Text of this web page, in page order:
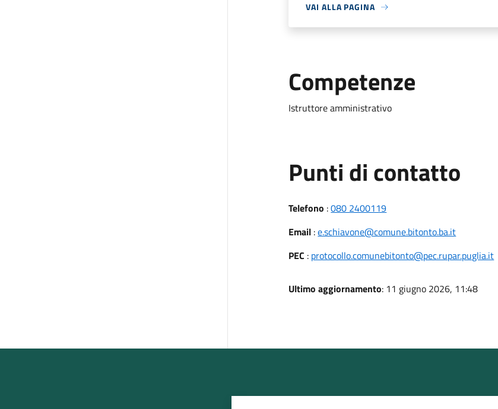
VAI ALLA PAGINA
Competenze
Istruttore amministrativo
Punti di contatto
Telefono :080 2400119
Email :e.schiavone@comune.bitonto.ba.it
PEC : protocollo.comunebitonto@pec.rupar.puglia.it
Ultimo aggiornamento: 11 giugno 2026, 11:48